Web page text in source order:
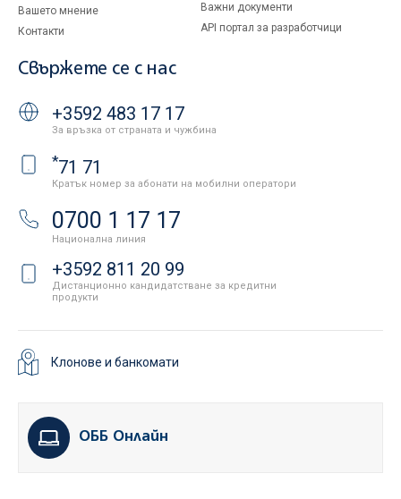
Вашето мнение
Контакти
Важни документи
API портал за разработчици
Свържете се с нас
+3592 483 17 17
За връзка от страната и чужбина
*71 71
Кратък номер за абонати на мобилни оператори
0700 1 17 17
Национална линия
+3592 811 20 99
Дистанционно кандидатстване за кредитни
продукти
Клонове и банкомати
ОББ Онлайн